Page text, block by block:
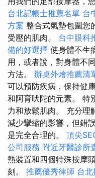
台北記帳士推薦名單 台
方案 整合式氣墊包圍您
受壓的肌肉。 台中眼科
備的好選擇 使身體不生
用，或者說，對身體不
方法。 辦桌外燴推薦清
可以預防疾病，保持健
和阿育吠陀的元素。 特
力和放鬆肌肉。 充分理
減少攣縮的影響，但錯
是完全合理的。 頂尖
公司服務 附近牙醫診所
熱裝置和四個特殊按摩
刻。 推薦優秀律師 台